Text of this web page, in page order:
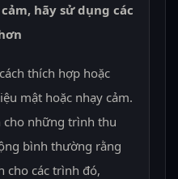
hãy sử dụng các
thích hợp hoặc
mật hoặc nhạy cảm.
cho những trình thu
bình thường rằng
cho các trình đó,